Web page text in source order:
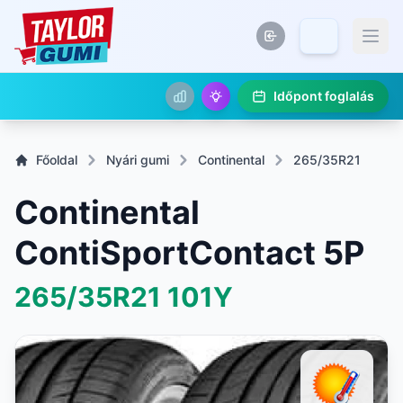
Időpont foglalás
Főoldal Nyári gumi Continental 265/35R21
Continental
ContiSportContact 5P
265/35R21 101Y